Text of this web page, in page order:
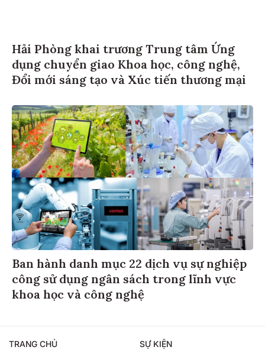
Hải Phòng khai trương Trung tâm Ứng
dụng chuyển giao Khoa học, công nghệ,
Đổi mới sáng tạo và Xúc tiến thương mại
Ban hành danh mục 22 dịch vụ sự nghiệp
công sử dụng ngân sách trong lĩnh vực
khoa học và công nghệ
TRANG CHỦ SỰ KIỆN